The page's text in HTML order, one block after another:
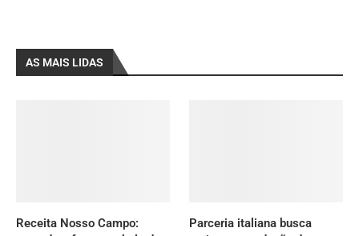
AS MAIS LIDAS
Receita Nosso Campo:
Parceria italiana busca